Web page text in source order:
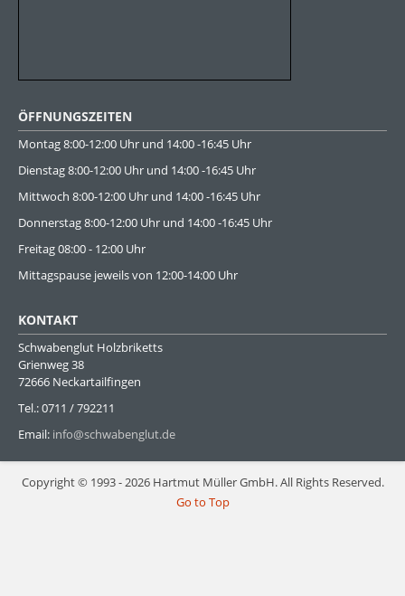
ÖFFNUNGSZEITEN
Montag 8:00-12:00 Uhr und 14:00 -16:45 Uhr
Dienstag 8:00-12:00 Uhr und 14:00 -16:45 Uhr
Mittwoch 8:00-12:00 Uhr und 14:00 -16:45 Uhr
Donnerstag 8:00-12:00 Uhr und 14:00 -16:45 Uhr
Freitag 08:00 - 12:00 Uhr
Mittagspause jeweils von 12:00-14:00 Uhr
KONTAKT
Schwabenglut Holzbriketts
Grienweg 38
72666 Neckartailfingen
Tel.: 0711 / 792211
Email: info@schwabenglut.de
Copyright © 1993 - 2026 Hartmut Müller GmbH. All Rights Reserved.
Go to Top